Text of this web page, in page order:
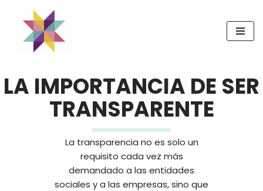
Saltar
LA IMPORTANCIA DE SER
TRANSPARENTE
La transparencia no es solo un
requisito cada vez más
demandado a las entidades
sociales y a las empresas, sino que